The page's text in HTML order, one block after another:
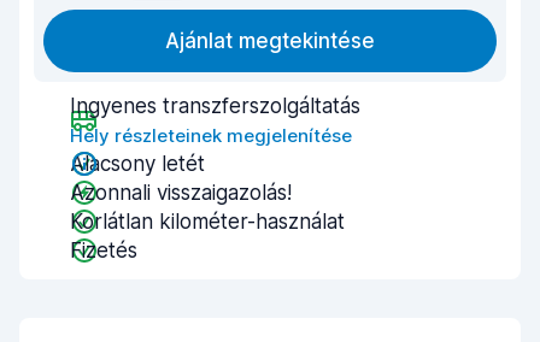
Ajánlat megtekintése
Ingyenes transzferszolgáltatás
Hely részleteinek megjelenítése
Alacsony letét
Azonnali visszaigazolás!
Korlátlan kilométer-használat
Fizetés